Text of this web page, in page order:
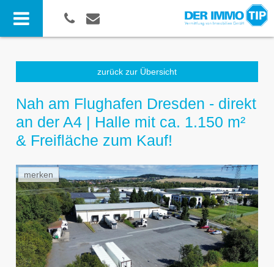
zurück zur Übersicht
Nah am Flughafen Dresden - direkt
an der A4 | Halle mit ca. 1.150 m²
& Freifläche zum Kauf!
merken